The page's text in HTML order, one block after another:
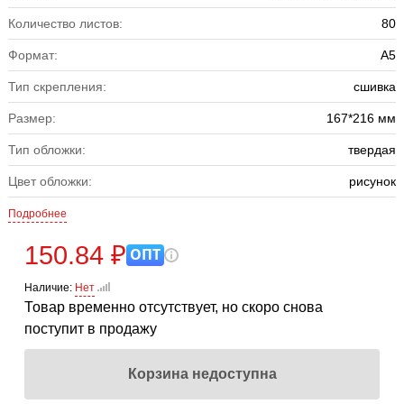
Количество листов: 80
Формат: А5
Тип скрепления: сшивка
Размер: 167*216 мм
Тип обложки: твердая
Цвет обложки: рисунок
Подробнее
150.84 ₽ ОПТ
Наличие: Нет
Товар временно отсутствует, но скоро снова
поступит в продажу
Корзина недоступна